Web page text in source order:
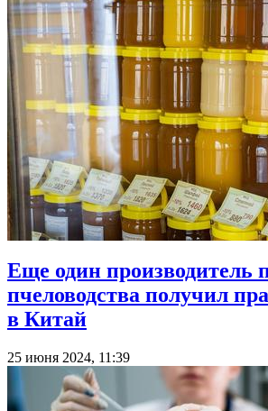
Еще один производитель
пчеловодства получил
в Китай
25 июня 2024, 11:39